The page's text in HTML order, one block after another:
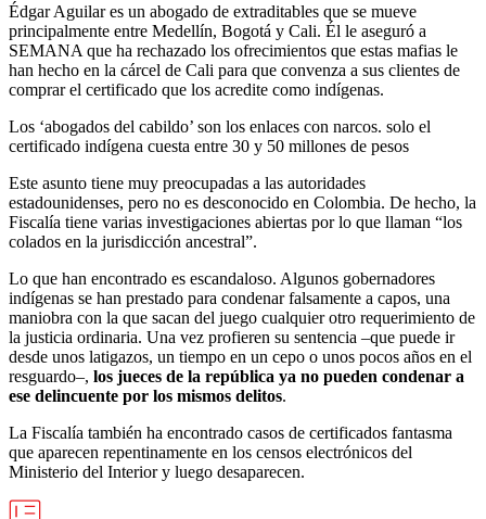
Édgar Aguilar es un abogado de extraditables que se mueve
principalmente entre Medellín, Bogotá y Cali. Él le aseguró a
SEMANA que ha rechazado los ofrecimientos que estas mafias le
han hecho en la cárcel de Cali para que convenza a sus clientes de
comprar el certificado que los acredite como indígenas.
Los ‘abogados del cabildo’ son los enlaces con narcos. solo el
certificado indígena cuesta entre 30 y 50 millones de pesos
Este asunto tiene muy preocupadas a las autoridades
estadounidenses, pero no es desconocido en Colombia. De hecho, la
Fiscalía tiene varias investigaciones abiertas por lo que llaman “los
colados en la jurisdicción ancestral”.
Lo que han encontrado es escandaloso. Algunos gobernadores
indígenas se han prestado para condenar falsamente a capos, una
maniobra con la que sacan del juego cualquier otro requerimiento de
la justicia ordinaria. Una vez profieren su sentencia –que puede ir
desde unos latigazos, un tiempo en un cepo o unos pocos años en el
resguardo–, los jueces de la república ya no pueden condenar a
ese delincuente por los mismos delitos.
La Fiscalía también ha encontrado casos de certificados fantasma
que aparecen repentinamente en los censos electrónicos del
Ministerio del Interior y luego desaparecen.